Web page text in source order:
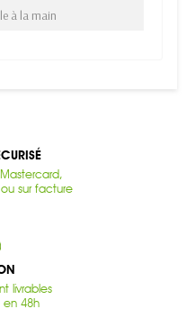
à la main
ou sur facture
livrables
48h